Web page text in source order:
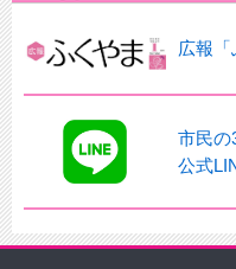
広報「
市民の
公式